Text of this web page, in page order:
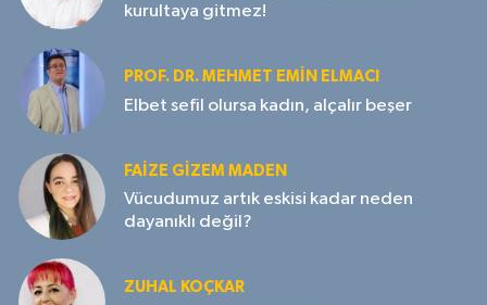
kurultaya gitmez!
PROF. DR. MEHMET EMIN ELMACI
Elbet sefil olursa kadın, alçalır beşer
FAIZE GIZEM MADEN
Vücudumuz artık eskisi kadar neden
dayanıklı değil?
ZUHAL KOÇKAR